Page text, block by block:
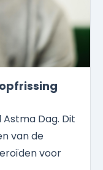
Dag. Dit
van de
voor